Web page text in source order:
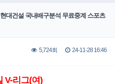
대건설 국내배구분석 무료중계 스포츠
5,724회 24-11-28 16:46
V-리그(여)